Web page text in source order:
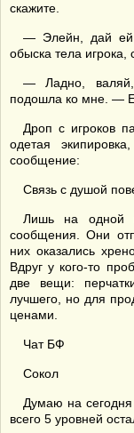
скажите.
— Элейн, дай ей
обыска тела игрока,
— Ладно, валяй,
подошла ко мне. —
Дроп с игроков
одетая
сообщение:
Связь с душой
Лишь на одной
сообщения. Они
них оказались
Вдруг у кого-то
две вещи:
лучшего, но для
ценами.
Чат БФ
Сокол
Думаю на
всего 5 уровней